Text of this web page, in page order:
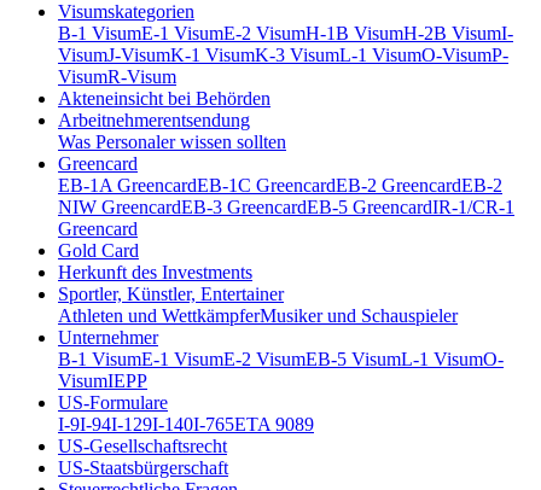
Visumskategorien
B-1 VisumE-1 VisumE-2 VisumH-1B VisumH-2B VisumI-
VisumJ-VisumK-1 VisumK-3 VisumL-1 VisumO-VisumP-
VisumR-Visum
Akteneinsicht bei Behörden
Arbeitnehmerentsendung
Was Personaler wissen sollten
Greencard
EB-1A GreencardEB-1C GreencardEB-2 GreencardEB-2
NIW GreencardEB-3 GreencardEB-5 GreencardIR-1/CR-1
Greencard
Gold Card
Herkunft des Investments
Sportler, Künstler, Entertainer
Athleten und WettkämpferMusiker und Schauspieler
Unternehmer
B-1 VisumE-1 VisumE-2 VisumEB-5 VisumL-1 VisumO-
VisumIEPP
US-Formulare
I-9I-94I-129I-140I-765ETA 9089
US-Gesellschaftsrecht
US-Staatsbürgerschaft